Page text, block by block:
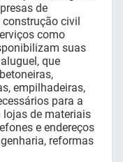
de
civil
como
suas
que
empilhadeiras,
para a
lojas de materiais
e endereços
reformas